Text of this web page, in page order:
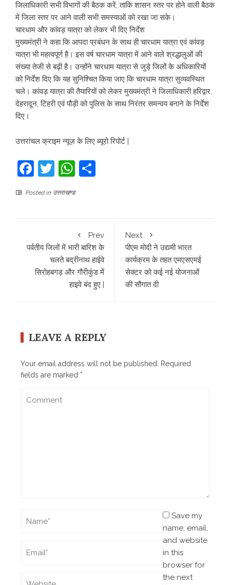
जिलाधिकारी सभी विभागों की बैठक करें, ताकि शासन स्तर पर होने वाली बैठक
में जिला स्तर पर आने वाली सभी समस्याओं को रखा जा सके।
चारधाम और कांवड़ यात्रा को लेकर भी दिए निर्देश
मुख्यमंत्री ने कहा कि आपदा प्रबंधन के साथ ही चारधाम यात्रा एवं कांवड़
यात्रा भी महत्वपूर्ण है। इस वर्ष चारधाम यात्रा में आने वाले श्रद्धालुओं की
संख्या तेजी से बढ़ी है। उन्होंने चारधाम यात्रा से जुड़े जिलों के अधिकारियों
को निर्देश दिए कि यह सुनिश्चित किया जाए कि चारधाम यात्रा सुव्यवस्थित
चले। कांवड़ यात्रा की तैयारियों को लेकर मुख्यमंत्री ने जिलाधिकारी हरिद्वार,
देहरादून, टिहरी एवं पौड़ी को पुलिस के साथ निरंतर समन्वय बनाने के निर्देश
दिए।
उत्तरांचल क्राइम न्यूज़ के लिए ब्यूरो रिपोर्ट |
Facebook
TwitterWhatsApp
Posted in उत्तराखण्ड
Prev
पर्वतीय जिलों में भारी बारिश के
चलते बद्रीनाथ हाईवे
सिरोहबगड़ और गौरीकुंड में
हाइवे बंद हुए |
Next
पीएम मोदी ने उद्यमी भारत
कार्यक्रम के तहत एमएसएमई
सेक्टर को कई नई योजनाओं
की सौगात दी
LEAVE A REPLY
Your email address will not be published.
Required
fields are marked *
Save my
name, email,
and website
in this
browser for
the next